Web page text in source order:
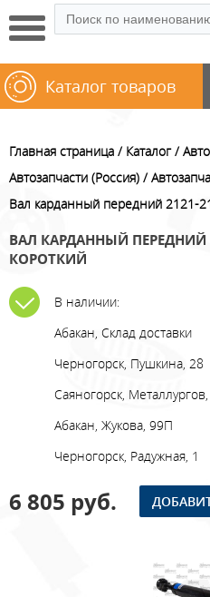
Каталог товаров
Главная страница Каталог
Автозапчасти (Россия)
Вал карданный передний 2121-
ВАЛ КАРДАННЫЙ ПЕРЕДНИЙ
КОРОТКИЙ
В наличии:
Абакан, Склад доставки
Черногорск, Пушкина, 28
Саяногорск,
Абакан, Жукова, 99П
Черногорск, Радужная, 1
6 805 руб.